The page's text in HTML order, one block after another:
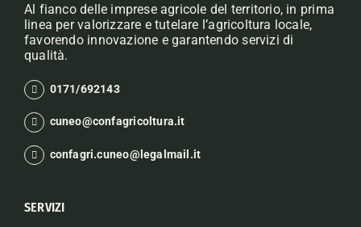
Al fianco delle imprese agricole del territorio, in prima
linea per valorizzare e tutelare l’agricoltura locale,
favorendo innovazione e garantendo servizi di
qualità.
0171/692143
cuneo@confagricoltura.it
confagri.cuneo@legalmail.it
SERVIZI